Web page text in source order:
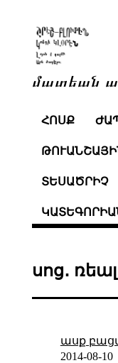
մատեան
ՀՈՍՔ
ՏԵՍԱԾՐԻՉ
սոց․
ասք
2014-08-10